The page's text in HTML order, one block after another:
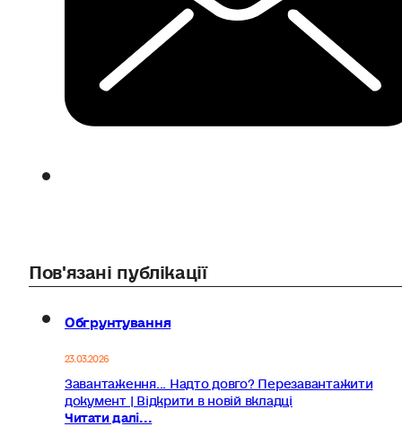
Пов'язані публікації
Обгрунтування
23.03.2026
Завантаження... Надто довго? Перезавантажити
документ | Відкрити в новій вкладці
Читати далі...